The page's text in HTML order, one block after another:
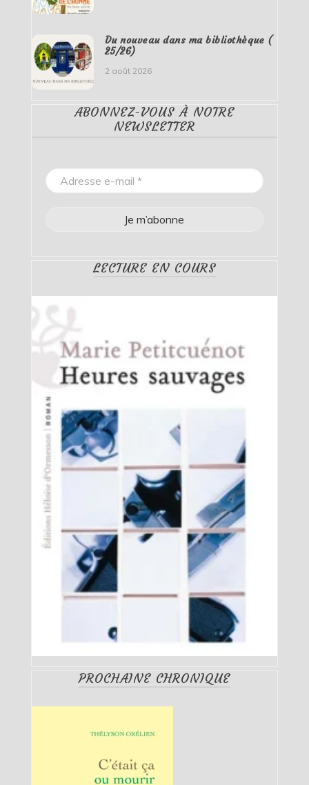
Du nouveau dans ma bibliothèque (
25/26)
2 août 2026
ABONNEZ-VOUS À NOTRE
NEWSLETTER
LECTURE EN COURS
PROCHAINE CHRONIQUE